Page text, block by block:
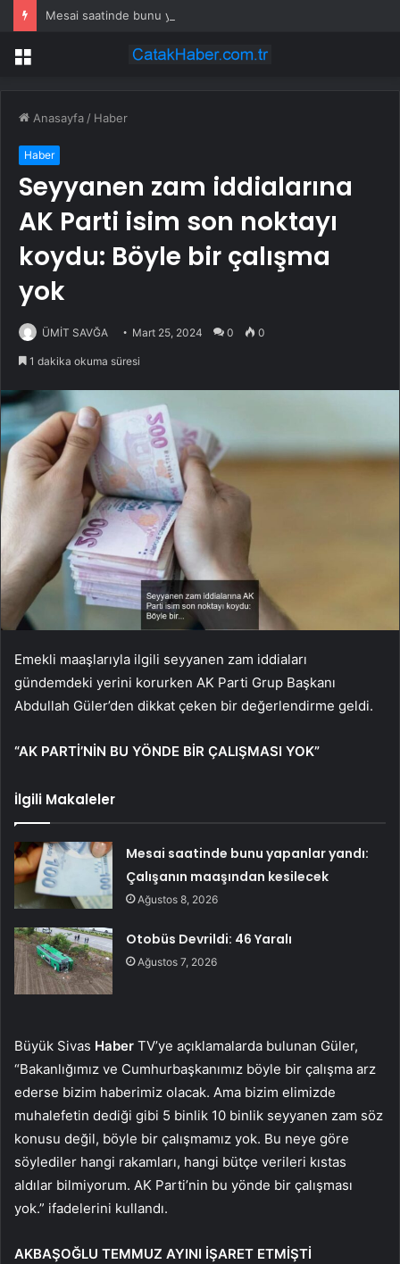
Menü
Anasayfa / Haber
Haber
Seyyanen zam iddialarına
AK Parti isim son noktayı
koydu: Böyle bir çalışma
yok
ÜMİT SAVĞA Mart 25, 2024 0 0
1 dakika okuma süresi
Emekli maaşlarıyla ilgili seyyanen zam iddiaları
gündemdeki yerini korurken AK Parti Grup Başkanı
Abdullah Güler’den dikkat çeken bir değerlendirme geldi.
“AK PARTİ’NİN BU YÖNDE BİR ÇALIŞMASI YOK”
İlgili Makaleler
Mesai saatinde bunu yapanlar yandı:
Çalışanın maaşından kesilecek
Ağustos 8, 2026
Otobüs Devrildi: 46 Yaralı
Ağustos 7, 2026
Büyük Sivas Haber TV’ye açıklamalarda bulunan Güler,
“Bakanlığımız ve Cumhurbaşkanımız böyle bir çalışma arz
ederse bizim haberimiz olacak. Ama bizim elimizde
muhalefetin dediği gibi 5 binlik 10 binlik seyyanen zam söz
konusu değil, böyle bir çalışmamız yok. Bu neye göre
söylediler hangi rakamları, hangi bütçe verileri kıstas
aldılar bilmiyorum. AK Parti’nin bu yönde bir çalışması
yok.” ifadelerini kullandı.
AKBAŞOĞLU TEMMUZ AYINI İŞARET ETMİŞTİ